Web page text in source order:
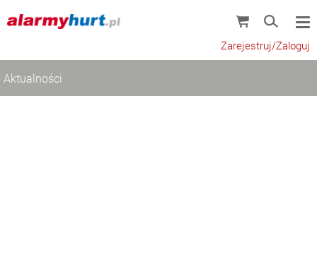
Zarejestruj/Zaloguj
Aktualności